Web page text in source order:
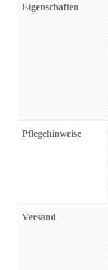
Eigenschaften
Pflegehinweise
Versand